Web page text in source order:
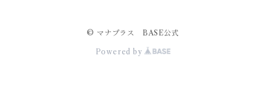
© マナプラス BASE公式
Powered by